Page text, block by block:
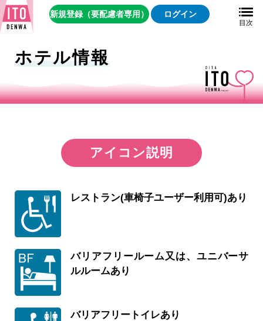
新規登録（要配慮者専用） ログイン
ホテル情報
アイコン説明
レストラン(車椅子ユーザー利用可)あり
バリアフリールーム又は、ユニバーサ
ルルームあり
バリアフリートイレあり